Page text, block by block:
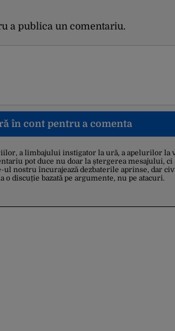
a publica un comentariu.
în cont pentru a comenta
a limbajului instigator la ură, a apelurilor la
pot duce nu doar la ștergerea mesajului, ci
ul nostru încurajează dezbaterile aprinse, dar
discuție bazată pe argumente, nu pe atacuri.